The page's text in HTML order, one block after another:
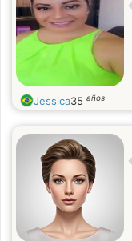
Jessica35 años